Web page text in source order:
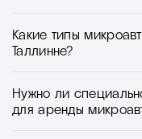
Какие типы
Таллинне?
Нужно ли
для аренды